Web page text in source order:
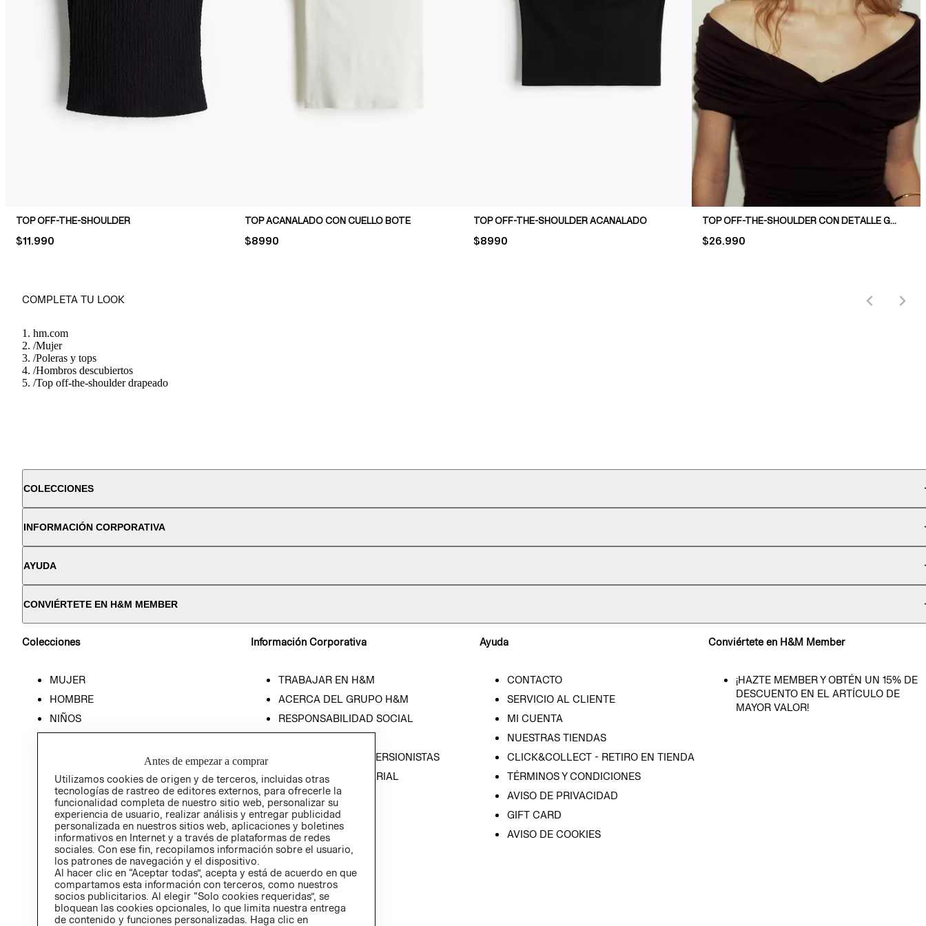
TOP OFF-THE-SHOULDER
PRICE:
$11.990
TOP ACANALADO CON CUELLO BOTE
PRICE:
$8990
TOP OFF-THE-SHOULDER ACANALADO
PRICE:
$8990
TOP OFF-THE-SHOULDER CON DETALLE GIRADO
PRICE:
$26.990
COMPLETA TU LOOK
hm.com
/Mujer
/Poleras y tops
/Hombros descubiertos
/Top off-the-shoulder drapeado
COLECCIONES
INFORMACIÓN CORPORATIVA
AYUDA
CONVIÉRTETE EN H&M MEMBER
Colecciones
MUJER
HOMBRE
NIÑOS
Información Corporativa
TRABAJAR EN H&M
ACERCA DEL GRUPO H&M
RESPONSABILIDAD SOCIAL
RELACIÓN CON INVERSIONISTAS
POLÍTICA EMPRESARIAL
Ayuda
CONTACTO
SERVICIO AL CLIENTE
MI CUENTA
NUESTRAS TIENDAS
CLICK&COLLECT - RETIRO EN TIENDA
TÉRMINOS Y CONDICIONES
AVISO DE PRIVACIDAD
GIFT CARD
AVISO DE COOKIES
Conviértete en H&M Member
¡HAZTE MEMBER Y OBTÉN UN 15% DE
DESCUENTO EN EL ARTÍCULO DE
MAYOR VALOR!
Antes de empezar a comprar
Utilizamos cookies de origen y de terceros, incluidas otras
tecnologías de rastreo de editores externos, para ofrecerle la
funcionalidad completa de nuestro sitio web, personalizar su
experiencia de usuario, realizar análisis y entregar publicidad
personalizada en nuestros sitios web, aplicaciones y boletines
informativos en Internet y a través de plataformas de redes
sociales. Con ese fin, recopilamos información sobre el usuario,
los patrones de navegación y el dispositivo.
Al hacer clic en “Aceptar todas”, acepta y está de acuerdo en que
compartamos esta información con terceros, como nuestros
socios publicitarios. Al elegir “Solo cookies requeridas”, se
bloquean las cookies opcionales, lo que limita nuestra entrega
de contenido y funciones personalizadas. Haga clic en